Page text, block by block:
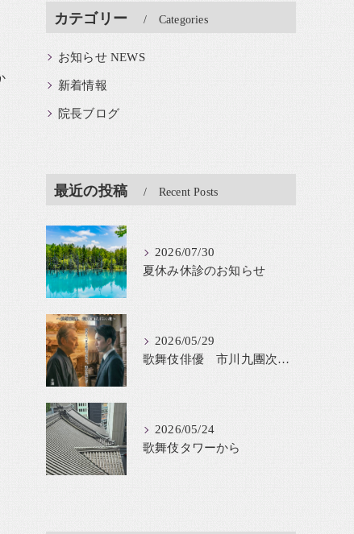
カテゴリー Categories
お知らせ NEWS
新着情報
院長ブログ
最近の投稿 Recent Posts
2026/07/30
夏休み休診のお知らせ
2026/05/29
歌舞伎俳優 市川九團次が鈴木貫太郎を舞台化
2026/05/24
歌舞伎タワーから